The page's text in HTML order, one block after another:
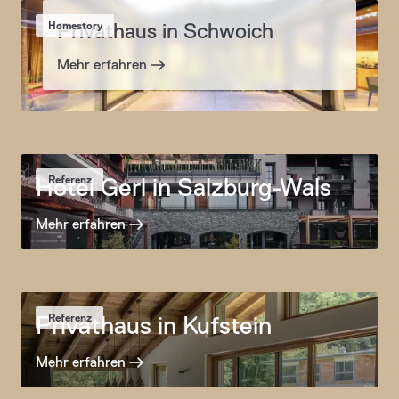
Privathaus in Schwoich
Mehr erfahren
Homestory
Hotel Gerl in Salzburg-Wals
Mehr erfahren
Referenz
Privathaus in Kufstein
Mehr erfahren
Referenz